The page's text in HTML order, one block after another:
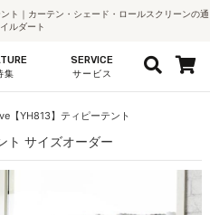
ト｜カーテン・シェード・ロールスクリーンの通
ルダート
集
SERVICE
サービス
【YH813】ティピーテント
ト サイズオーダー